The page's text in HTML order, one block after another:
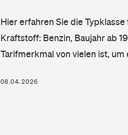
Hier erfahren Sie die
Kraftstoff: Benzin, Baujahr ab
Tarifmerkmal von vielen ist,
08.04.2026